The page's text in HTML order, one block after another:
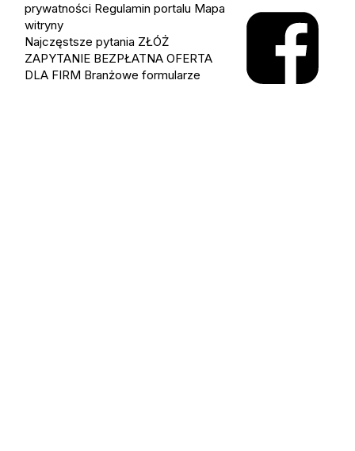
prywatności Regulamin portalu Mapa
witryny
Najczęstsze pytania ZŁÓŻ
ZAPYTANIE BEZPŁATNA OFERTA
DLA FIRM Branżowe formularze